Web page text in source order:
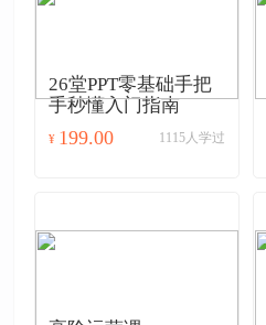
26堂PPT零基础手把
手秒懂入门指南
¥ 199.00 1115人学过